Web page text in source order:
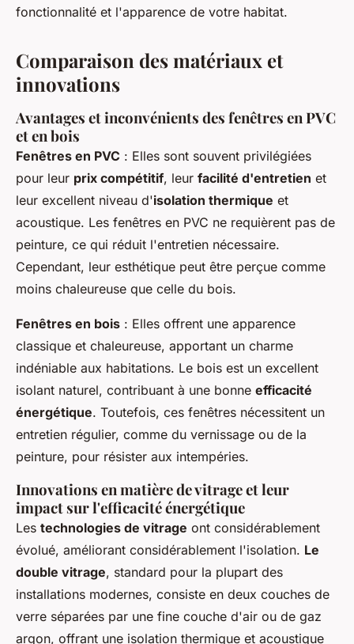
fonctionnalité et l'apparence de votre habitat.
Comparaison des matériaux et
innovations
Avantages et inconvénients des fenêtres en PVC
et en bois
Fenêtres en PVC : Elles sont souvent privilégiées
pour leur prix compétitif, leur facilité d'entretien et
leur excellent niveau d'isolation thermique et
acoustique. Les fenêtres en PVC ne requièrent pas de
peinture, ce qui réduit l'entretien nécessaire.
Cependant, leur esthétique peut être perçue comme
moins chaleureuse que celle du bois.
Fenêtres en bois : Elles offrent une apparence
classique et chaleureuse, apportant un charme
indéniable aux habitations. Le bois est un excellent
isolant naturel, contribuant à une bonne efficacité
énergétique. Toutefois, ces fenêtres nécessitent un
entretien régulier, comme du vernissage ou de la
peinture, pour résister aux intempéries.
Innovations en matière de vitrage et leur
impact sur l'efficacité énergétique
Les technologies de vitrage ont considérablement
évolué, améliorant considérablement l'isolation. Le
double vitrage, standard pour la plupart des
installations modernes, consiste en deux couches de
verre séparées par une fine couche d'air ou de gaz
argon, offrant une isolation thermique et acoustique